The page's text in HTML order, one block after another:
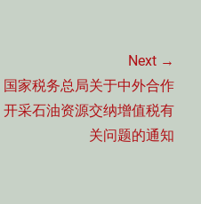
Next →
Next
post:
国家税务总局关于中外合作
开采石油资源交纳增值税有
关问题的通知